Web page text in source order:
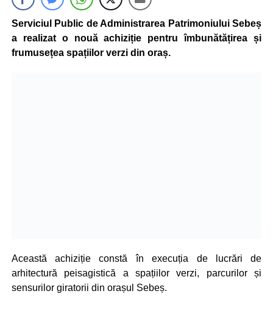
Serviciul Public de Administrarea Patrimoniului Sebeș
a realizat o nouă achiziție pentru îmbunătățirea și
frumusețea spațiilor verzi din oraș.
Această achiziție constă în execuția de lucrări de
arhitectură peisagistică a spațiilor verzi, parcurilor și
sensurilor giratorii din orașul Sebeș.